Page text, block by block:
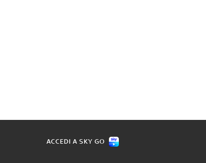
ACCEDI A SKY GO